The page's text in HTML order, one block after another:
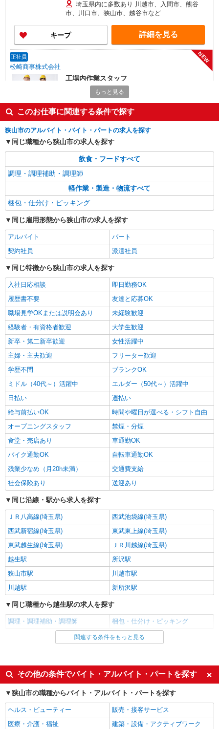
埼玉県内に多数あり 川越市、入間市、熊谷
市、川口市、狭山市、越谷市など
キープ 詳細を見る
正社員
松崎商事株式会社
NEW
工場内作業スタッフ
月給250,000円以上 ★月収例:280,000円（月給
250,000円＋残業代16.75時間の場合※3か月間の実
績から算出）
埼玉県狭山市広瀬台2-6-1 （大日本印刷株式会
社工場内）
キープ
アセットインベントリー株式会社 川越営業所
棚卸しスタッフ（短期の夜間商品カウント）
時給1,200円（22時以降は時給1,500円） ※7〜
9月の特別時給です！ ★初めてお仕事始める方に
出勤インセンティブあり！ 初日出勤日と出勤5日
目に各5,000円支給♪（規定有） ＼日払いOK／ 急
な出費の時も安心♪ 働いた分を給料日前に受け取
埼玉県川越市、所沢市、狭山市、坂戸市、及び
ります。 ※場所により社用車送迎あり
正社員
株式会社HITOWA フードサービスカンパニー
福祉施設での調理師（チーフ候補）【正社員】
月給25万円〜30万円 ※給与は経験や前職給与
に応じて決定します。 賞与年2回
イリーゼ狭山・富士見 （埼玉県狭山市入間川
3155-1）
キープ 詳細を見る
アルバイト パート
株式会社HITOWA フードサービスカンパニー
福祉施設での調理員【アルバイト・パート】
時給1,300円以上 ※経験によりスタート時給は
変動します。 ※AP評価制度：あり 年1回の評価
により時給を見直します。 ※アルバイト賞与（寸
志）：あり 年2回。勤続年数により金額UP。
イリーゼ狭山入曽 はなれ （埼玉県狭山市大字
南入曽西ノ前原877番-1）
キープ 詳細を見る
アルバイト パート
株式会社HITOWA フードサービスカンパニー
福祉施設での調理補助【アルバイト・パート】
時給1,141円〜1,161円 ※経験によりスタート
時給は変動します。 ※AP評価制度：あり 年1回
の評価により時給を見直します。 ※アルバイト賞
与（寸志）：あり 年2回。勤続年数により金額
UP。
イリーゼ狭山・富士見 （埼玉県狭山市入間川
詳細を見る
正社員
株式会社HITOWA フードサービスカンパニー
福祉施設での栄養士【正社員】
月給24万円〜28万円 ※給与は経験や前職給与
に応じて決定します。 賞与年2回
ファインケアあおぞら （埼玉県狭山市富士見
キープ 詳細を見る
株式会社HITOWA フードサービスカンパニー
福祉施設での調理師（エリアチーフ）【正社
もっと見る
このお仕事に関連する条件で探す
狭山市のアルバイト・バイト・パートの求人を探す
同じ職種から狭山市の求人を探す
飲食・フードすべて
調理・調理補助・調理師
軽作業・製造・物流すべて
梱包・仕分け・ピッキング
同じ雇用形態から狭山市の求人を探す
アルバイト
パート
契約社員
派遣社員
同じ特徴から狭山市の求人を探す
入社日応相談
即日勤務OK
履歴書不要
友達と応募OK
職場見学OKまたは説明会あり
未経験歓迎
経験者・有資格者歓迎
大学生歓迎
新卒・第二新卒歓迎
女性活躍中
主婦・主夫歓迎
フリーター歓迎
学歴不問
ブランクOK
ミドル（40代～）活躍中
エルダー（50代～）活躍中
日払い
週払い
給与前払いOK
時間や曜日が選べる・シフト自由
オープニングスタッフ
禁煙・分煙
食堂・売店あり
車通勤OK
バイク通勤OK
自転車通勤OK
残業少なめ（月20h未満）
交通費支給
社会保険あり
送迎あり
同じ沿線・駅から求人を探す
ＪＲ八高線(埼玉県)
西武池袋線(埼玉県)
西武新宿線(埼玉県)
東武東上線(埼玉県)
東武越生線(埼玉県)
ＪＲ川越線(埼玉県)
越生駅
所沢駅
狭山市駅
川越市駅
川越駅
新所沢駅
同じ職種から越生駅の求人を探す
調理・調理補助・調理師 梱包・仕分け・ピッキング
同じ雇用形態から越生駅の求人を探す
契約社員
派遣社員
同じ特徴から越生駅の求人を探す
入社日応相談
即日勤務OK
履歴書不要
友達と応募OK
関連する条件をもっと見る
その他の条件でバイト・アルバイト・パートを探す
狭山市の職種からバイト・アルバイト・パートを探す
ヘルス・ビューティー
販売・接客サービス
医療・介護・福祉
建築・設備・アクティブワーク